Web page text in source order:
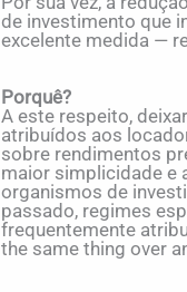
de investimento que
excelente medida —
Porquê?
A este respeito,
atribuídos aos
sobre rendimentos
maior simplicidade e
organismos de
passado, regimes
frequentemente
the same thing over